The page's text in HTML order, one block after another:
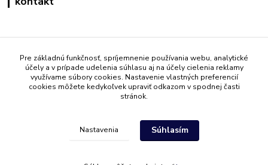
+421 908 861 051
(Po - Pia 7:30-15:30)
info@mati.sk
Pre základnú funkčnosť, spríjemnenie používania webu, analytické
účely a v prípade udelenia súhlasu aj na účely cielenia reklamy
využívame súbory cookies. Nastavenie vlastných preferencií
cookies môžete kedykoľvek upraviť odkazom v spodnej časti
stránok.
Nastavenia Súhlasím